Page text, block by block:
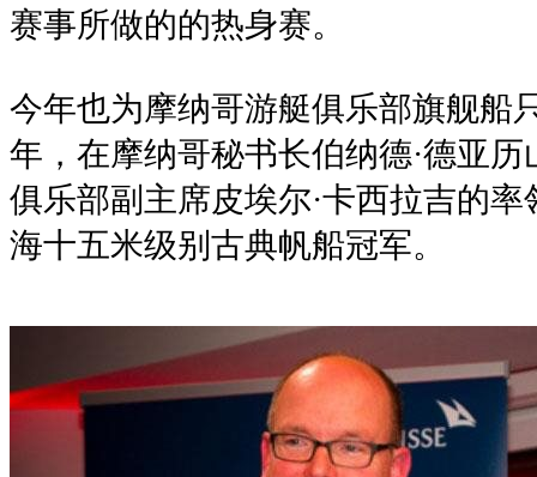
赛事所做的的热身赛。
今年也为摩纳哥游艇俱乐部旗舰船
年，在摩纳哥秘书长伯纳德·德亚
俱乐部副主席皮埃尔·卡西拉吉的率
海十五米级别古典帆船冠军。